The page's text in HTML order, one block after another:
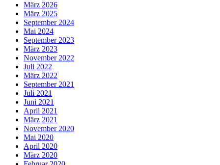
März 2026
März 2025
September 2024
Mai 2024
September 2023
März 2023
November 2022
Juli 2022
März 2022
September 2021
Juli 2021
Juni 2021
April 2021
März 2021
November 2020
Mai 2020
April 2020
März 2020